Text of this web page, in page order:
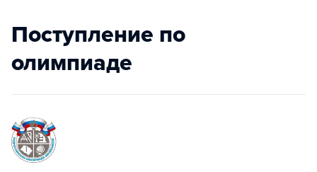
Поступление по
олимпиаде